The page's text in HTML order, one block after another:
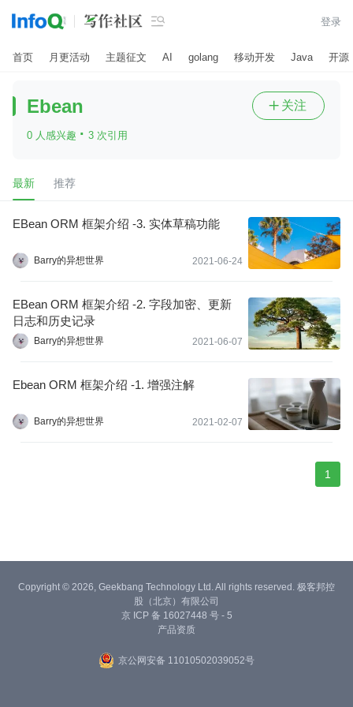
 登录
首页 月更活动 主题征文 AI golang 移动开发 Java 开源
Ebean
0 人感兴趣 · 3 次引用
 关注
最新 推荐
EBean ORM 框架介绍 -3. 实体草稿功能
Barry的异想世界 2021-06-24
EBean ORM 框架介绍 -2. 字段加密、更新
日志和历史记录
Barry的异想世界 2021-06-07
Ebean ORM 框架介绍 -1. 增强注解
Barry的异想世界 2021-02-07
1
Copyright © 2026, Geekbang Technology Ltd. All rights reserved. 极客邦控
股（北京）有限公司
京 ICP 备 16027448 号 - 5
产品资质
京公网安备 11010502039052号